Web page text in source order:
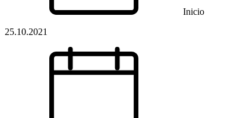
Inicio
25.10.2021